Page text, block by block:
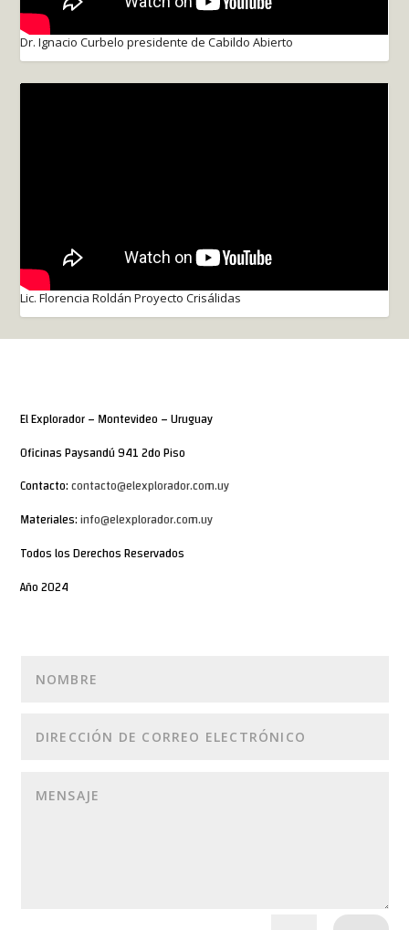
Dr. Ignacio Curbelo presidente de Cabildo Abierto
Lic. Florencia Roldán Proyecto Crisálidas
El Explorador – Montevideo – Uruguay
Oficinas Paysandú 941 2do Piso
Contacto:contacto@elexplorador.com.uy
Materiales:info@elexplorador.com.uy
Todos los Derechos Reservados
Año 2024